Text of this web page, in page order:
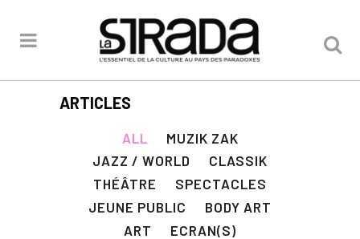
ARTICLES
ALL
MUZIK ZAK
JAZZ / WORLD
CLASSIK
THÉÂTRE
SPECTACLES
JEUNE PUBLIC
BODY ART
ART
ECRAN(S)